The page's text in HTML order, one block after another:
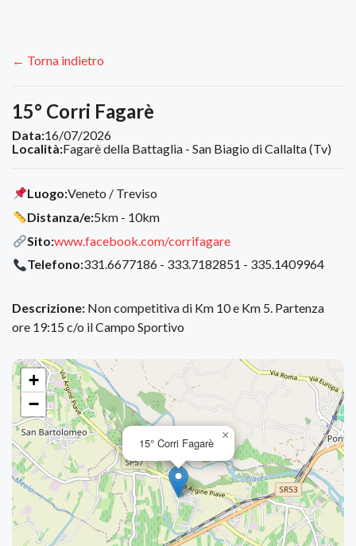
← Torna indietro
15° Corri Fagarè
Data:16/07/2026
Località:Fagarè della Battaglia - San Biagio di Callalta (Tv)
Luogo:Veneto / Treviso
Distanza/e:5km - 10km
Sito:www.facebook.com/corrifagare
Telefono:331.6677186 - 333.7182851 - 335.1409964
Descrizione: Non competitiva di Km 10 e Km 5. Partenza
ore 19:15 c/o il Campo Sportivo
15° Corri Fagarè
×
+
−